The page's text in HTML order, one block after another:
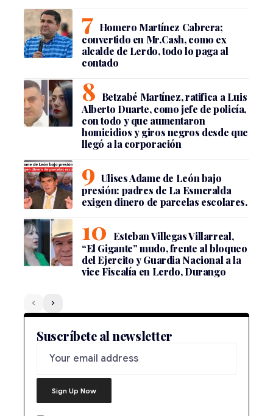
Homero Martínez Cabrera;
convertido en Mr.Cash, como ex
alcalde de Lerdo, todo lo paga al
contado
Betzabé Martínez, ratifica a Luis
Alberto Duarte, como jefe de policía,
con todo y que aumentaron
homicidios y giros negros desde que
llegó a la corporación
Ulises Adame de León bajo
presión: padres de La Esmeralda
exigen dinero de parcelas escolares.
Esteban Villegas Villarreal,
“El Gigante” mudo, frente al bloqueo
del Ejercito y Guardia Nacional a la
vice Fiscalía en Lerdo, Durango
Suscríbete al newsletter